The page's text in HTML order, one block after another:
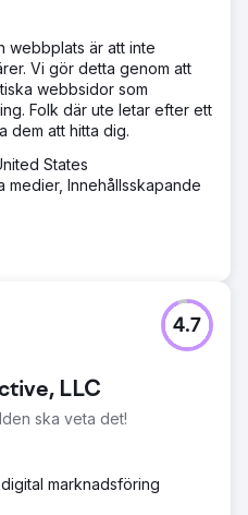
webbplats är att inte
Vi gör detta genom att
webbsidor som
Folk där ute letar efter ett
dem att hitta dig.
States
medier, Innehållsskapande
LLC
ska veta det!
4.7
marknadsföring